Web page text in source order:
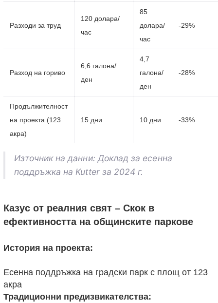
Разходи за труд
120 долара/
час
85
долара/
час
-29%
Разход на гориво
6,6 галона/
ден
4,7
галона/
ден
-28%
Продължителност
на проекта (123
акра)
15 дни 10 дни -33%
Източник на данни: Доклад за есенна
поддръжка на Kutter за 2024 г.
Казус от реалния свят – Скок в
ефективността на общинските паркове
История на проекта:
Есенна поддръжка на градски парк с площ от 123
акра
Традиционни предизвикателства: